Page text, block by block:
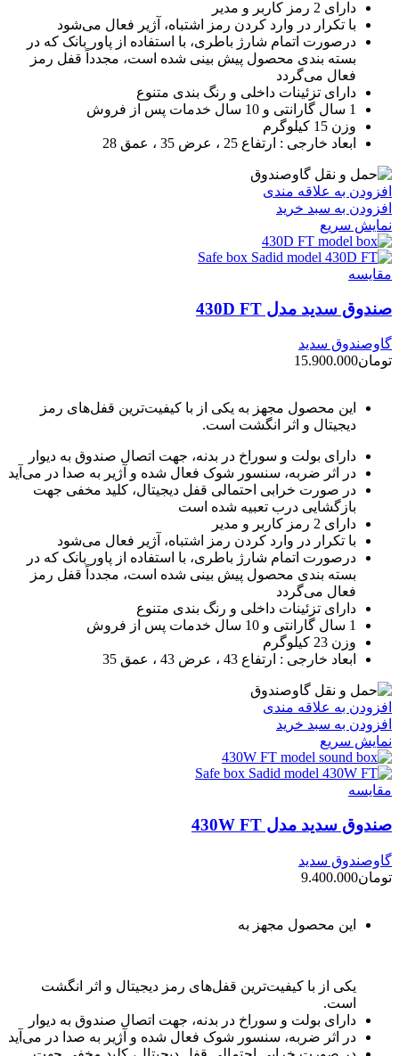
دارای 2 رمز کاربر و مدیر
با تکرار در وارد کردن رمز اشتباه، آژیر فعال می‌شود
درصورت اتمام شارژ باطری، با استفاده از پاور بانک که در
بسته بندی محصول پیش بینی شده است، مجدداً قفل رمز
فعال می‌گردد
دارای تزئینات داخلی و رنگ بندی متنوع
1 سال گارانتی و 10 سال خدمات پس از فروش
وزن 15 کیلوگرم
ابعاد خارجی : ارتفاع 25 ، عرض 35 ، عمق 28
افزودن به علاقه مندی
افزودن به سبد خرید
نمایش سریع
مقايسه
صندوق سدید مدل 430D FT
گاوصندوق سدید
تومان15.900.000
این محصول مجهز به یکی از با کیفیت‌ترین قفل‌های رمز
دیجیتال و اثر انگشت است.
دارای بولت و سوراخ در بدنه، جهت اتصال صندوق به دیوار
در اثر ضربه، سنسور شوک فعال شده و آژیر به صدا در می‌آید
در صورت خرابی احتمالی قفل دیجیتال، کلید مخفی جهت
بازگشایی درب تعبیه شده است
دارای 2 رمز کاربر و مدیر
با تکرار در وارد کردن رمز اشتباه، آژیر فعال می‌شود
درصورت اتمام شارژ باطری، با استفاده از پاور بانک که در
بسته بندی محصول پیش بینی شده است، مجدداً قفل رمز
فعال می‌گردد
دارای تزئینات داخلی و رنگ بندی متنوع
1 سال گارانتی و 10 سال خدمات پس از فروش
وزن 23 کیلوگرم
ابعاد خارجی : ارتفاع 43 ، عرض 43 ، عمق 35
افزودن به علاقه مندی
افزودن به سبد خرید
نمایش سریع
مقايسه
صندوق سدید مدل 430W FT
گاوصندوق سدید
تومان9.400.000
این محصول مجهز به
یکی از با کیفیت‌ترین قفل‌های رمز دیجیتال و اثر انگشت
است.
دارای بولت و سوراخ در بدنه، جهت اتصال صندوق به دیوار
در اثر ضربه، سنسور شوک فعال شده و آژیر به صدا در می‌آید